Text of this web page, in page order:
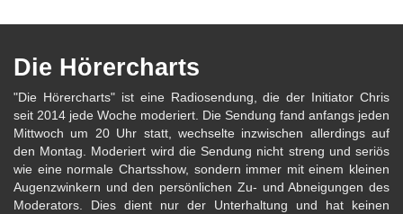
Die Hörercharts
"Die Hörercharts" ist eine Radiosendung, die der Initiator Chris
seit 2014 jede Woche moderiert. Die Sendung fand anfangs jeden
Mittwoch um 20 Uhr statt, wechselte inzwischen allerdings auf
den Montag. Moderiert wird die Sendung nicht streng und seriös
wie eine normale Chartsshow, sondern immer mit einem kleinen
Augenzwinkern und den persönlichen Zu- und Abneigungen des
Moderators. Dies dient nur der Unterhaltung und hat keinen